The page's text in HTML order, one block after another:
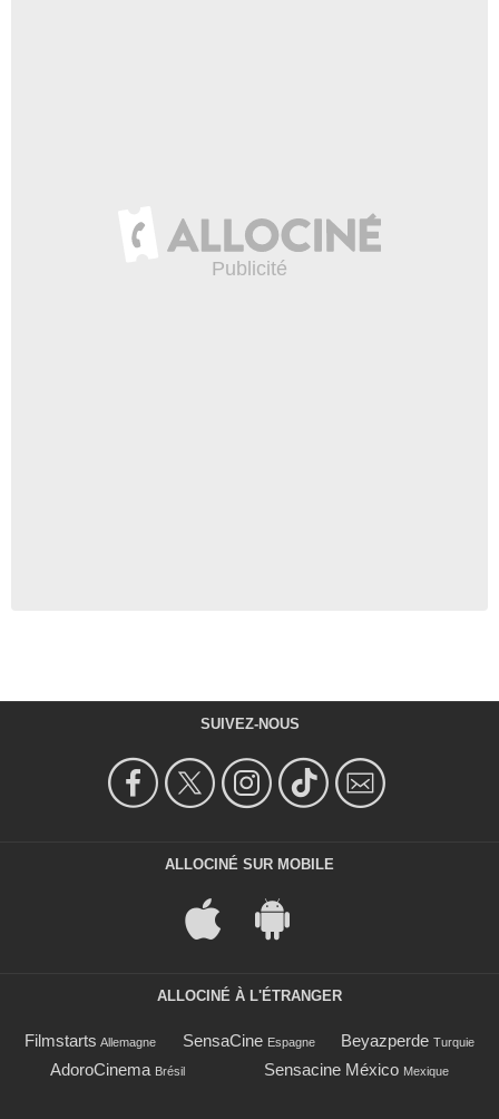
SUIVEZ-NOUS
ALLOCINÉ SUR MOBILE
ALLOCINÉ À L'ÉTRANGER
Filmstarts Allemagne SensaCine Espagne Beyazperde Turquie
AdoroCinema Brésil Sensacine México Mexique